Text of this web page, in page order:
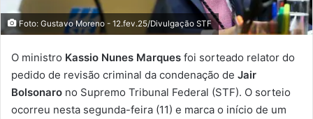
Foto: Gustavo Moreno - 12.fev.25/Divulgação STF
O ministro Kassio Nunes Marques foi sorteado relator do
pedido de revisão criminal da condenação de Jair
Bolsonaro no Supremo Tribunal Federal (STF). O sorteio
ocorreu nesta segunda-feira (11) e marca o início de um